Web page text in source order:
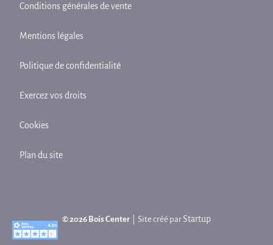
© 2026 Bois Center | Site créé parStartup
Conditions générales de vente
Mentions légales
Politique de confidentialité
Exercez vos droits
Cookies
Plan du site